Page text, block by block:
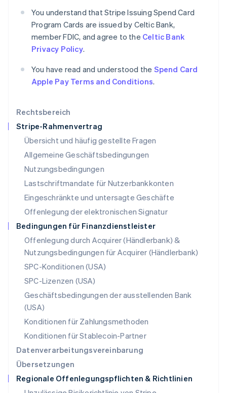
Rechtsbereich
Stripe-Rahmenvertrag
Übersicht und häufig gestellte Fragen
Allgemeine Geschäftsbedingungen
Nutzungsbedingungen
Lastschriftmandate für Nutzerbankkonten
Eingeschränkte und untersagte Geschäfte
Offenlegung der elektronischen Signatur
Bedingungen für Finanzdienstleister
Offenlegung durch Acquirer (Händlerbank) &
Nutzungsbedingungen für Acquirer (Händlerbank)
SPC-Konditionen (USA)
SPC-Lizenzen (USA)
Geschäftsbedingungen der ausstellenden Bank
(USA)
Konditionen für Zahlungsmethoden
Konditionen für Stablecoin-Partner
Datenverarbeitungsvereinbarung
Übersetzungen
Regionale Offenlegungspflichten & Richtlinien
You understand that Stripe Issuing Spend Card
Program Cards are issued by Celtic Bank,
member FDIC, and agree to the Celtic Bank
Privacy Policy.
You have read and understood the Spend Card
Apple Pay Terms and Conditions.
English
Liechtenstein
DeutschEnglish
Litauen
Luxemburg
Malaysia
Malta
English
Mexiko
EspañolEnglish
Neuseeland
Niederlande
NederlandsEnglish
Norwegen
English
Österreich
DeutschEnglish
Polen
English
Portugal
PortuguêsEnglish
English
Schweden
Svenska
Deutsch Français Italiano English
Singapur
Slowakei
English
Slowenien
English Italiano